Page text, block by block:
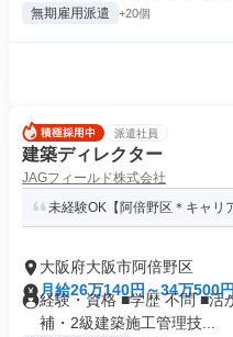
無期雇用派遣 +20個
派遣社員
建築ディレクター
JAGフィールド株式会社
未経験OK【阿倍野区＊キャリ
大阪府大阪市阿倍野区
月給26万140円～34万500円
経験・資格 ■学歴 不問 ■活
補・2級建築施工管理技...